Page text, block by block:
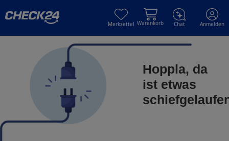
Merkzettel Warenkorb Chat Anmelden
Hoppla, da
ist etwas